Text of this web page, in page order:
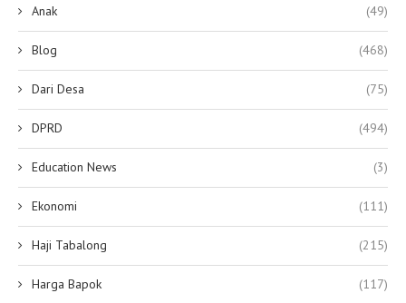
Anak (49)
Blog (468)
Dari Desa (75)
DPRD (494)
Education News (3)
Ekonomi (111)
Haji Tabalong (215)
Harga Bapok (117)